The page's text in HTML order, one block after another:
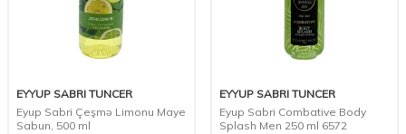
EYYUP SABRI TUNCER
Eyup Sabri Çeşmə Limonu Maye
Sabun, 500 ml
EYYUP SABRI TUNCER
Eyup Sabri Combative Body
Splash Men 250 ml 6572